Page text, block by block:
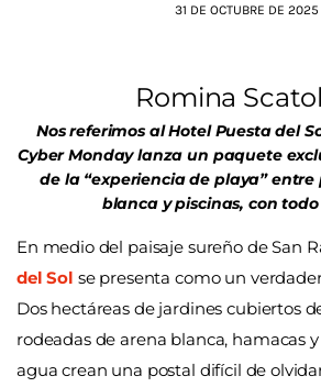
31 DE OCTUBRE DE 2025
Romina
Nos referimos al Hotel Puesta del
Cyber Monday lanza un paquete
de la “experiencia de playa”
blanca y piscinas, con
En medio del paisaje sureño de San
del Sol se presenta como un
Dos hectáreas de jardines cubiertos
rodeadas de arena blanca, hamacas
agua crean una postal difícil de